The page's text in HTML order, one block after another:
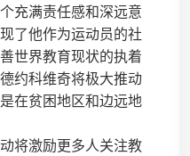
充满责任感和深远意
了他作为运动员的社
世界教育现状的执着
约科维奇将极大推动
在贫困地区和边远地
将激励更多人关注教